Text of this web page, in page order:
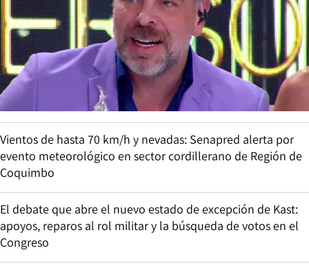
Vientos de hasta 70 km/h y nevadas: Senapred alerta por
evento meteorológico en sector cordillerano de Región de
Coquimbo
El debate que abre el nuevo estado de excepción de Kast:
apoyos, reparos al rol militar y la búsqueda de votos en el
Congreso